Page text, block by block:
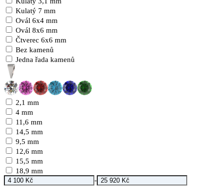
Kulatý 7 mm
Ovál 6x4 mm
Ovál 8x6 mm
Čtverec 6x6 mm
Bez kamenů
Jedna řada kamenů
2,1 mm
4 mm
11,6 mm
14,5 mm
9,5 mm
12,6 mm
15,5 mm
18,9 mm
-